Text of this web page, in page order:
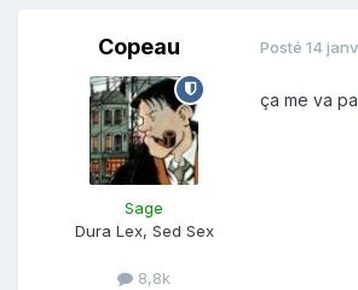
Copeau
Sage
Dura Lex, Sed Sex
8,8k
Posté 14
ça me va